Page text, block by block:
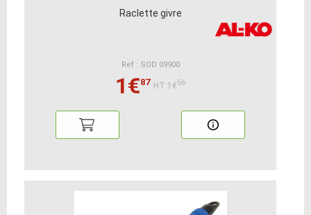
Raclette givre
Ref : SOD 09900
1€87 HT:1€56